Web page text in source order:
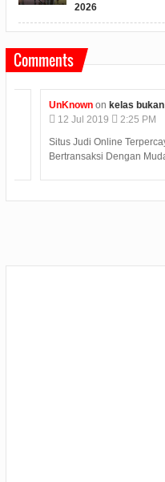
2026
Comments
UnKnownonkelas bukan satu
Jul 2019
2:25 PM
Situs Judi Online Terpercaya
Bertransaksi Dengan Mudah